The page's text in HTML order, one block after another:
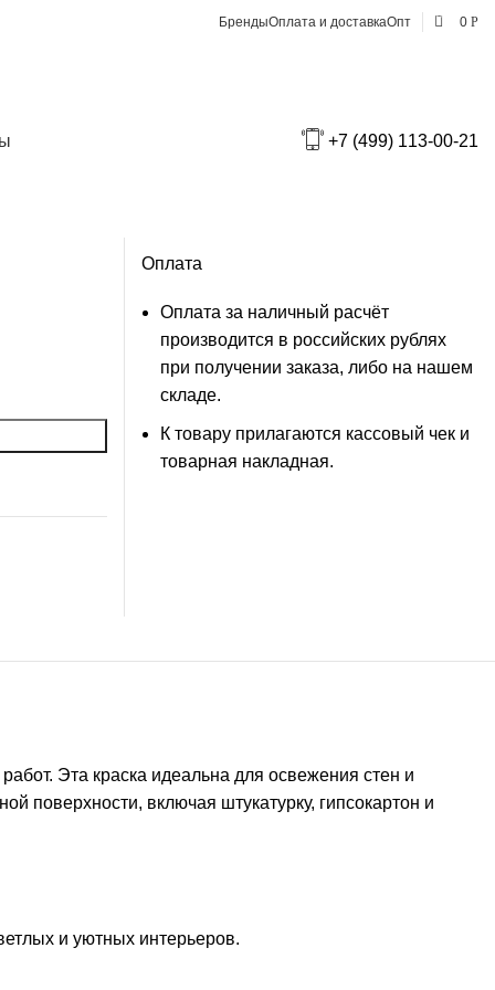
БрендыОплата и доставкаОпт 0 0 Р
+7 (499) 113-00-21
За МКАД — 550₽ + 25₽ за 1 км от
Оплата
Оплата за наличный расчёт
производится в российских рублях
при получении заказа, либо на нашем
складе.
К товару прилагаются кассовый чек и
товарная накладная.
Эта краска идеальна для освежения стен и
поверхности, включая штукатурку, гипсокартон и
и уютных интерьеров.